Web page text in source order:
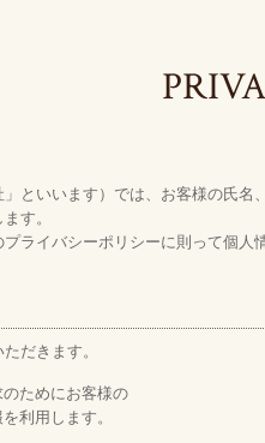
といいます）では、お客様の氏
す。
ライバシーポリシーに則って個人
だきます。
ためにお客様の
利用します。